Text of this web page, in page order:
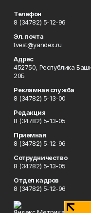
Телефон
8 (34782) 5-12-96
Эл. почта
tvest@yandex.ru
Адрес
452750, Республика
20Б
Рекламная служба
8 (34782) 5-13-00
Редакция
8 (34782) 5-13-05
Приемная
8 (34782) 5-12-96
Сотрудничество
8 (34782) 5-13-05
Отдел кадров
8 (34782) 5-12-96